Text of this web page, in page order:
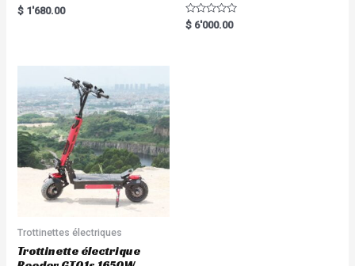
Rated
0
$ 1'680.00
Rated
0
$ 6'000.00
Trottinettes électriques
Trottinette électrique